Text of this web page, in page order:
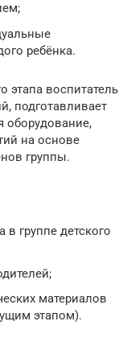
ребёнка.
этапа воспитатель
подготавливает
оборудование,
на основе
группы.
в группе детского
материалов
этапом).